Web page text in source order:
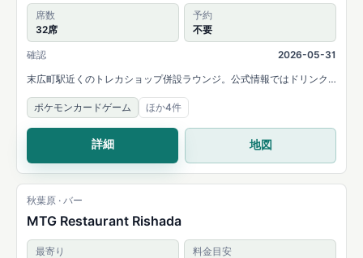
席数
32席
予約
不要
確認
2026-05-31
末広町駅近くのトレカショップ併設ラウンジ。公式情報ではドリンク
飲み放題とスナック付きの32席デュエルスペース、個室完備が案内さ
れています。
ポケモンカードゲーム ほか4件
詳細 地図
秋葉原 · バー
MTG Restaurant Rishada
最寄り
料金目安